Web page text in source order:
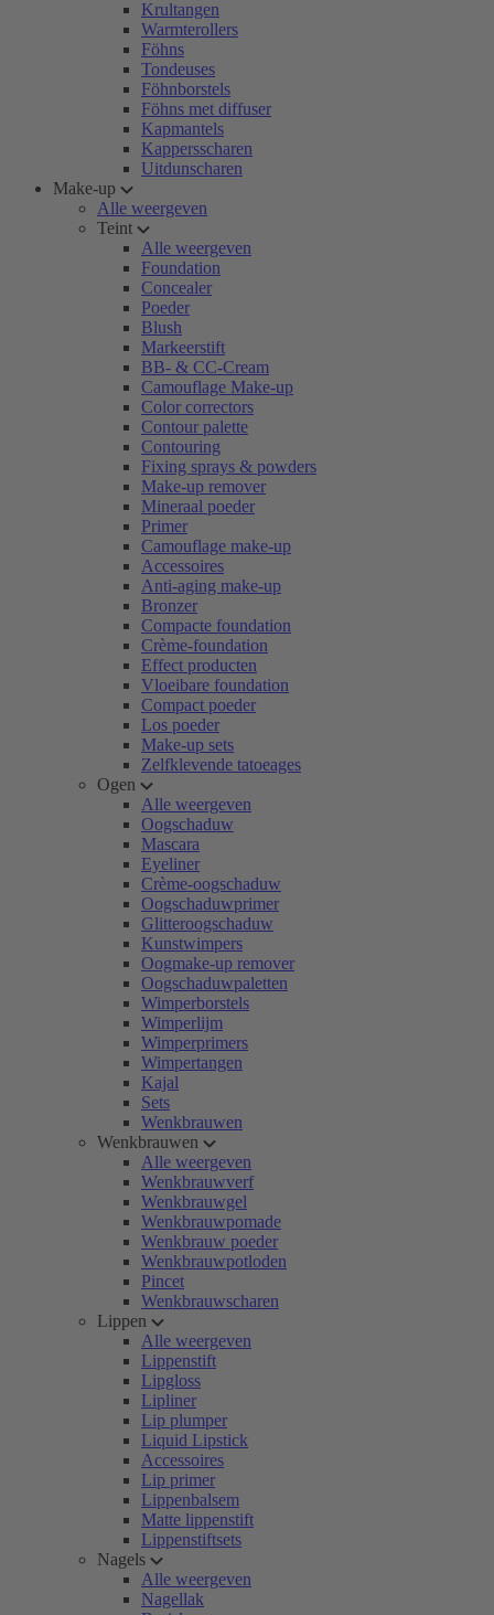
Krultangen
Warmterollers
Föhns
Tondeuses
Föhnborstels
Föhns met diffuser
Kapmantels
Kappersscharen
Uitdunscharen
Make-up
Alle weergeven
Teint
Alle weergeven
Foundation
Concealer
Poeder
Blush
Markeerstift
BB- & CC-Cream
Camouflage Make-up
Color correctors
Contour palette
Contouring
Fixing sprays & powders
Make-up remover
Mineraal poeder
Primer
Camouflage make-up
Accessoires
Anti-aging make-up
Bronzer
Compacte foundation
Crème-foundation
Effect producten
Vloeibare foundation
Compact poeder
Los poeder
Make-up sets
Zelfklevende tatoeages
Ogen
Alle weergeven
Oogschaduw
Mascara
Eyeliner
Crème-oogschaduw
Oogschaduwprimer
Glitteroogschaduw
Kunstwimpers
Oogmake-up remover
Oogschaduwpaletten
Wimperborstels
Wimperlijm
Wimperprimers
Wimpertangen
Kajal
Sets
Wenkbrauwen
Wenkbrauwen
Alle weergeven
Wenkbrauwverf
Wenkbrauwgel
Wenkbrauwpomade
Wenkbrauw poeder
Wenkbrauwpotloden
Pincet
Wenkbrauwscharen
Lippen
Alle weergeven
Lippenstift
Lipgloss
Lipliner
Lip plumper
Liquid Lipstick
Accessoires
Lip primer
Lippenbalsem
Matte lippenstift
Lippenstiftsets
Nagels
Alle weergeven
Nagellak